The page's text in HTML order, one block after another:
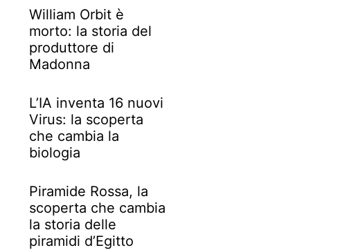
William Orbit è
morto: la storia del
produttore di
Madonna
L’IA inventa 16 nuovi
Virus: la scoperta
che cambia la
biologia
Piramide Rossa, la
scoperta che cambia
la storia delle
piramidi d’Egitto